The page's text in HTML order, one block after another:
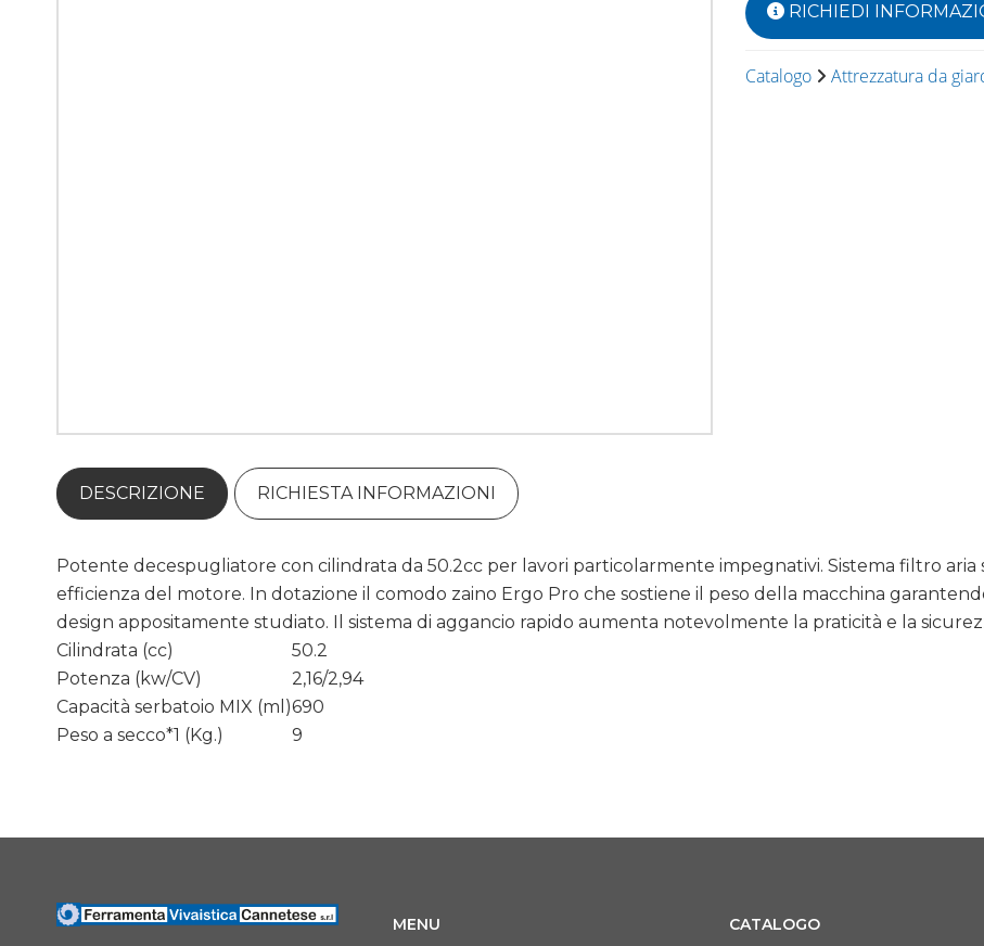
RICHIEDI
Catalogo Attrezzatura da
DESCRIZIONE RICHIESTA INFORMAZIONI
Potente decespugliatore con cilindrata da 50.2cc per lavori particolarmente impegnativi. Sistema filtro
efficienza del motore. In dotazione il comodo zaino Ergo Pro che sostiene il peso della macchina
design appositamente studiato. Il sistema di aggancio rapido aumenta notevolmente la praticità e la
Cilindrata (cc)
50.2
Potenza (kw/CV)
2,16/2,94
Capacità serbatoio MIX (ml)690
Peso a secco*1 (Kg.)
9
MENU CATALOGO